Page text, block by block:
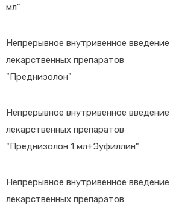
мл"
Непрерывное внутривенное введение
лекарственных препаратов
"Преднизолон"
Непрерывное внутривенное введение
лекарственных препаратов
"Преднизолон 1 мл+Эуфиллин"
Непрерывное внутривенное введение
лекарственных препаратов